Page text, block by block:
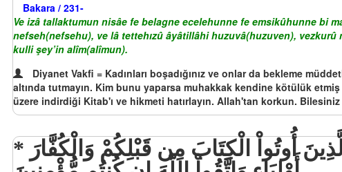
Bakara / 231-
Ve izâ tallaktumun nisâe fe belagne ecelehunne fe emsikûhunne bi
nefseh(nefsehu), ve lâ tettehızû âyâtillâhi huzuvâ(huzuven),
kulli şey’in alîm(alîmun).
Diyanet Vakfi = Kadınları boşadığınız ve onlar da bekleme
altında tutmayın. Kim bunu yaparsa muhakkak kendine kötülük
üzere indirdiği Kitab'ı ve hikmeti hatırlayın. Allah'tan korkun.